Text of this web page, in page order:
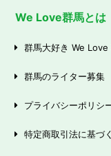
We Love群馬とは
群馬大好き We Love
群馬のライター募集
プライバシーポリシ
特定商取引法に基づ